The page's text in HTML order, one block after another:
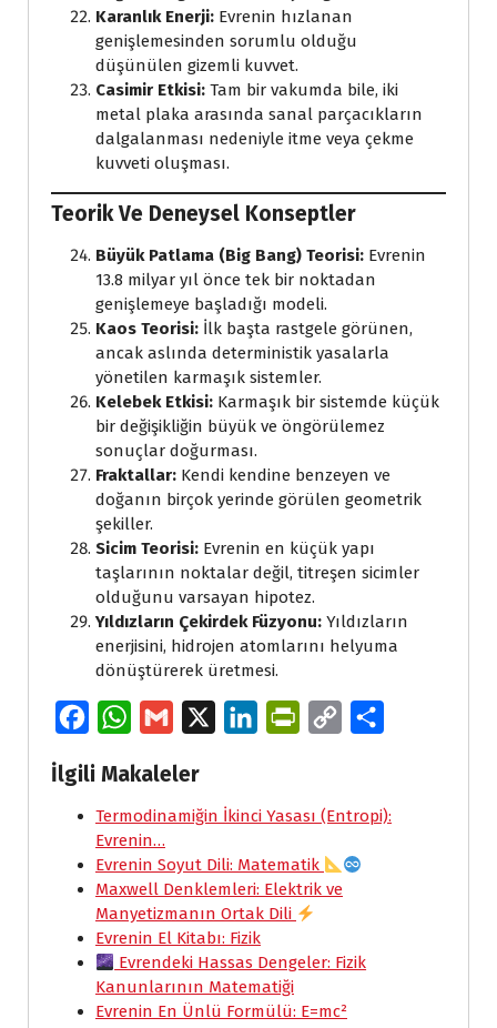
Karanlık Enerji: Evrenin hızlanan
genişlemesinden sorumlu olduğu
düşünülen gizemli kuvvet.
Casimir Etkisi: Tam bir vakumda bile, iki
metal plaka arasında sanal parçacıkların
dalgalanması nedeniyle itme veya çekme
kuvveti oluşması.
Teorik Ve Deneysel Konseptler
Büyük Patlama (Big Bang) Teorisi: Evrenin
13.8 milyar yıl önce tek bir noktadan
genişlemeye başladığı modeli.
Kaos Teorisi: İlk başta rastgele görünen,
ancak aslında deterministik yasalarla
yönetilen karmaşık sistemler.
Kelebek Etkisi: Karmaşık bir sistemde küçük
bir değişikliğin büyük ve öngörülemez
sonuçlar doğurması.
Fraktallar: Kendi kendine benzeyen ve
doğanın birçok yerinde görülen geometrik
şekiller.
Sicim Teorisi: Evrenin en küçük yapı
taşlarının noktalar değil, titreşen sicimler
olduğunu varsayan hipotez.
Yıldızların Çekirdek Füzyonu: Yıldızların
enerjisini, hidrojen atomlarını helyuma
dönüştürerek üretmesi.
c
e
b
o
o
k
W
a
t
s
A
p
p
a
i
k
d
I
n
n
F
r
n
y
r
İlgili Makaleler
Termodinamiğin İkinci Yasası (Entropi):
Evrenin…
Evrenin Soyut Dili: Matematik
Maxwell Denklemleri: Elektrik ve
Manyetizmanın Ortak Dili
Evrenin El Kitabı: Fizik
Evrendeki Hassas Dengeler: Fizik
Kanunlarının Matematiği
Evrenin En Ünlü Formülü: E=mc²